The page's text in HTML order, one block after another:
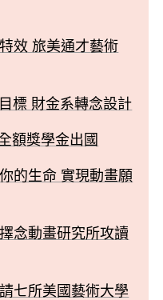
效 旅美通才藝術
標 財金系轉念設計
額獎學金出國
的生命 實現動畫願
念動畫研究所攻讀
七所美國藝術大學